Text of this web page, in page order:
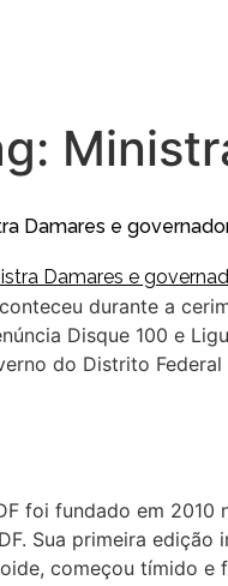
Damares e
durante a
Disque 100 e
do Distrito
foi fundado em 2010
Sua primeira edição
começou tímido e